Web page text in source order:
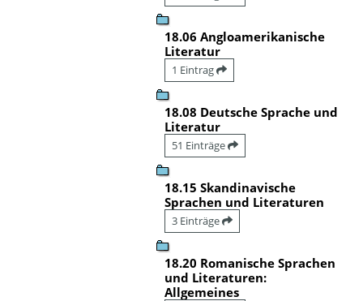
18.06 Angloamerikanische
Literatur
1 Eintrag
18.08 Deutsche Sprache und
Literatur
51 Einträge
18.15 Skandinavische
Sprachen und Literaturen
3 Einträge
18.20 Romanische Sprachen
und Literaturen:
Allgemeines